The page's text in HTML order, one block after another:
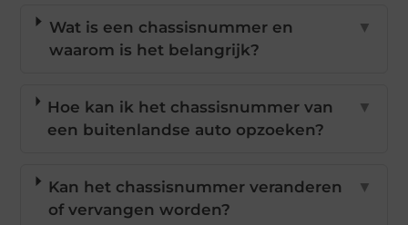
Wat is een chassisnummer en
waarom is het belangrijk?
▼
Hoe kan ik het chassisnummer van
een buitenlandse auto opzoeken?
▼
Kan het chassisnummer veranderen
of vervangen worden?
▼